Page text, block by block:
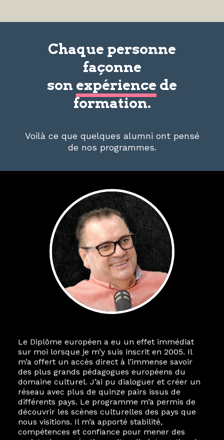
Chaque personne
façonne
son expérience de
formation.
Voilà ce que quelques alumni ont pensé
de nos programmes.
Le Diplôme européen a eu un effet immédiat
sur moi lorsque je m’y suis inscrit en 2005. Il
m’a offert un accès direct à l’immense savoir
des plus grands pédagogues européens du
domaine culturel. J’ai pu dialoguer et créer un
réseau avec plus de quinze pairs issus de
différents pays. Le programme m’a permis de
découvrir les scènes culturelles des pays que
nous visitions. Il m’a apporté stabilité,
compétences et confiance pour mener des